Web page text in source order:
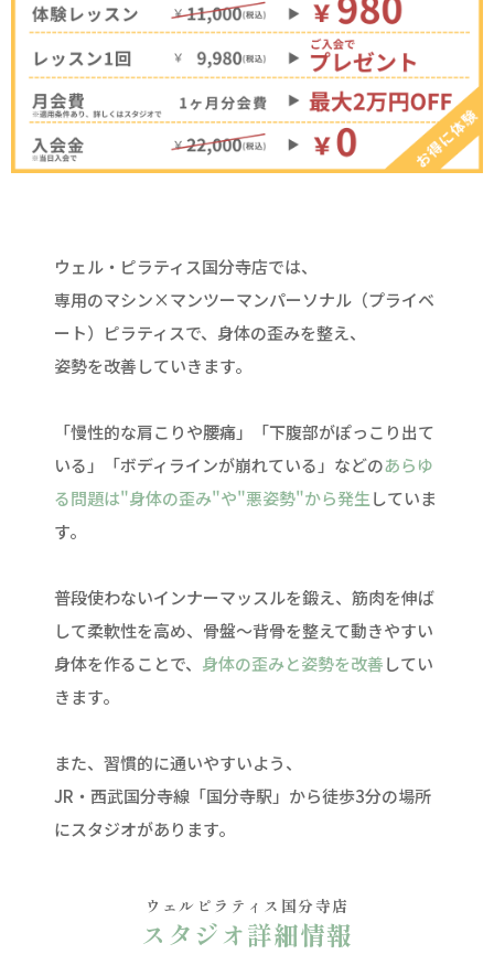
ウェル・ピラティス国分寺店では、
専用のマシン×マンツーマンパーソナル（プライベ
ート）ピラティスで、身体の歪みを整え、
姿勢を改善していきます。
「慢性的な肩こりや腰痛」「下腹部がぽっこり出て
いる」「ボディラインが崩れている」などのあらゆ
る問題は"身体の歪み"や"悪姿勢"から発生していま
す。
普段使わないインナーマッスルを鍛え、筋肉を伸ば
して柔軟性を高め、骨盤〜背骨を整えて動きやすい
身体を作ることで、 身体の歪みと姿勢を改善してい
きます。
また、習慣的に通いやすいよう、
JR・西武国分寺線「国分寺駅」から徒歩3分の場所
にスタジオがあります。
ウェルピラティス国分寺店
スタジオ詳細情報